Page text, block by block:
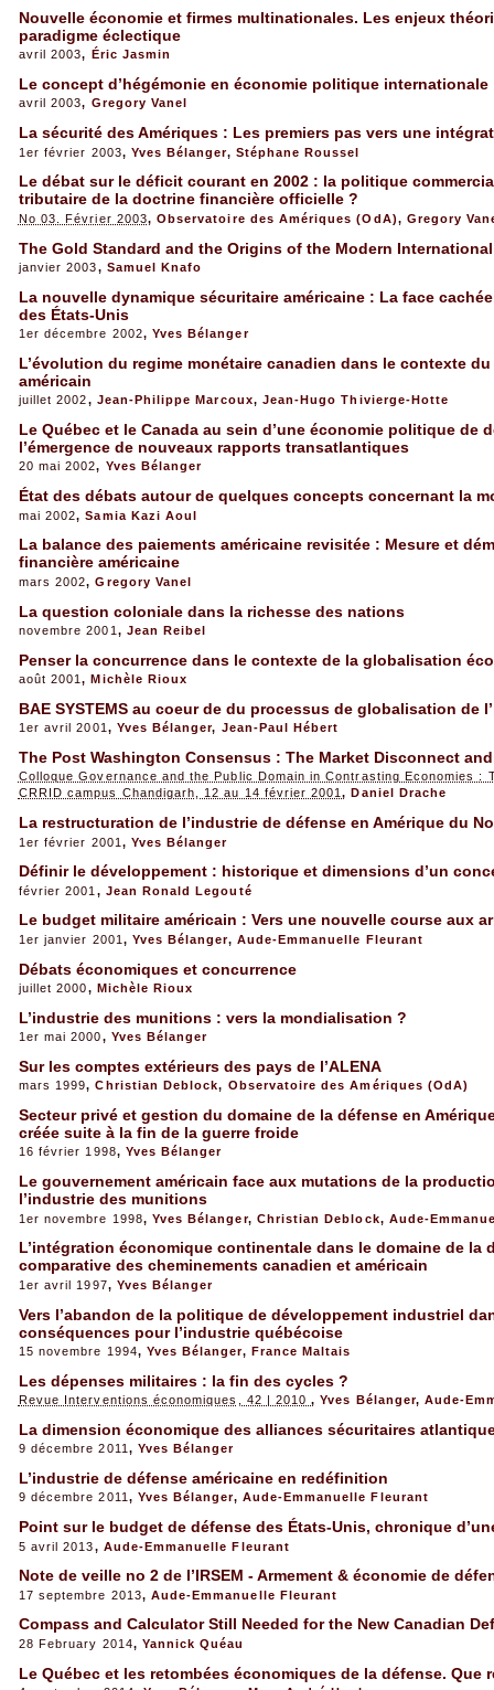
Nouvelle économie et firmes multinationales. Les enjeux
paradigme éclectique
avril 2003, Éric Jasmin
Le concept d’hégémonie en économie politique internationale
avril 2003, Gregory Vanel
La sécurité des Amériques : Les premiers pas vers une
1er février 2003, Yves Bélanger, Stéphane Roussel
Le débat sur le déficit courant en 2002 : la politique
tributaire de la doctrine financière officielle ?
No 03. Février 2003,Observatoire des Amériques (OdA), Gregory
The Gold Standard and the Origins of the Modern
janvier 2003, Samuel Knafo
La nouvelle dynamique sécuritaire américaine : La face
des États-Unis
1er décembre 2002, Yves Bélanger
L’évolution du regime monétaire canadien dans le contexte
américain
juillet 2002, Jean-Philippe Marcoux, Jean-Hugo Thivierge-Hotte
Le Québec et le Canada au sein d’une économie politique de
l’émergence de nouveaux rapports transatlantiques
20 mai 2002, Yves Bélanger
État des débats autour de quelques concepts concernant la
mai 2002,Samia Kazi Aoul
La balance des paiements américaine revisitée : Mesure et
financière américaine
mars 2002,Gregory Vanel
La question coloniale dans la richesse des nations
novembre 2001 , Jean Reibel
Penser la concurrence dans le contexte de la globalisation
août 2001,Michèle Rioux
BAE SYSTEMS au coeur de du processus de globalisation de
1er avril 2001 , Yves Bélanger, Jean-Paul Hébert
The Post Washington Consensus : The Market Disconnect
Colloque Governance and the Public Domain in Contrasting Economies :
CRRID campus Chandigarh, 12 au 14 février 2001, Daniel Drache
La restructuration de l’industrie de défense en Amérique du
1er février 2001 , Yves Bélanger
Définir le développement : historique et dimensions d’un
février 2001 , Jean Ronald Legouté
Le budget militaire américain : Vers une nouvelle course aux
1er janvier 2001 , Yves Bélanger, Aude-Emmanuelle Fleurant
Débats économiques et concurrence
juillet 2000, Michèle Rioux
L’industrie des munitions : vers la mondialisation ?
1er mai 2000, Yves Bélanger
Sur les comptes extérieurs des pays de l’ALENA
mars 1999,Christian Deblock, Observatoire des Amériques (OdA)
Secteur privé et gestion du domaine de la défense en
créée suite à la fin de la guerre froide
16 février 1998, Yves Bélanger
Le gouvernement américain face aux mutations de la
l’industrie des munitions
1er novembre 1998, Yves Bélanger, Christian Deblock, Aude-
L’intégration économique continentale dans le domaine de la
comparative des cheminements canadien et américain
1er avril 1997, Yves Bélanger
Vers l’abandon de la politique de développement industriel
conséquences pour l’industrie québécoise
15 novembre 1994, Yves Bélanger, France Maltais
Les dépenses militaires : la fin des cycles ?
Revue Interventions économiques, 42 | 2010,Yves Bélanger,Aude-
La dimension économique des alliances sécuritaires
9 décembre 2011 , Yves Bélanger
L’industrie de défense américaine en redéfinition
9 décembre 2011 , Yves Bélanger, Aude-Emmanuelle Fleurant
Point sur le budget de défense des États-Unis, chronique
5 avril 2013, Aude-Emmanuelle Fleurant
Note de veille no 2 de l’IRSEM - Armement & économie de
17 septembre 2013, Aude-Emmanuelle Fleurant
Compass and Calculator Still Needed for the New Canadian
28 February 2014, Yannick Quéau
Le Québec et les retombées économiques de la défense. Que